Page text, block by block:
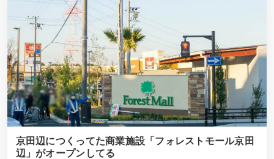
京田辺につくってた商業施設「フォレストモール京田
辺」がオープンしてる